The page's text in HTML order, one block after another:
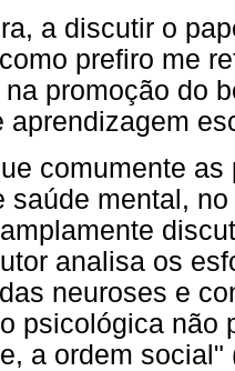
a discutir o
prefiro me
promoção do
aprendizagem
comumente
saúde mental,
analisa os
neuroses e
psicológica não
a ordem social"